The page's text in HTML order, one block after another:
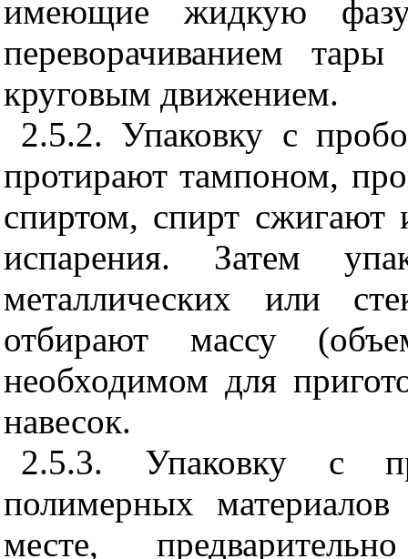
имеющие жидкую
переворачиванием
круговым движением.
2.5.2. Упаковку с
протирают тампоном,
спиртом, спирт сжигают
испарения. Затем
металлических или
отбирают массу
необходимом для
навесок.
2.5.3. Упаковку с
полимерных
месте,